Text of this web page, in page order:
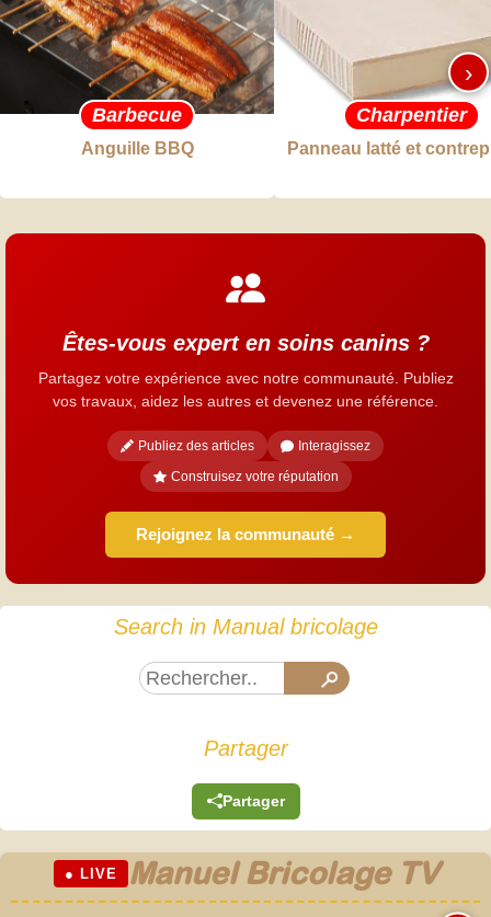
Barbecue
Anguille BBQ
Charpentier
Panneau latté et
›
Êtes-vous expert en soins canins ?
Partagez votre expérience avec notre communauté. Publiez
vos travaux, aidez les autres et devenez une référence.
Publiez des articles
Interagissez
Construisez votre réputation
Rejoignez la communauté →
Search in Manual bricolage
Partager
Partager
● LIVE Manuel Bricolage TV